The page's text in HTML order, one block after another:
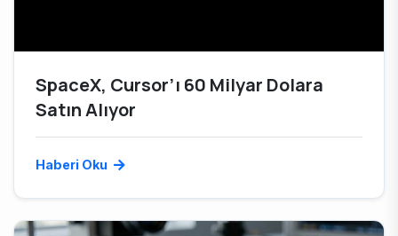
SpaceX, Cursor’ı 60 Milyar Dolara
Satın Alıyor
Haberi Oku